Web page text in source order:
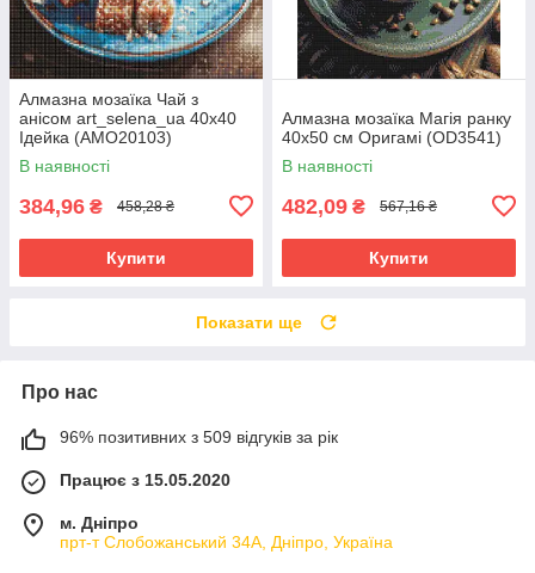
Алмазна мозаїка Чай з
анісом art_selena_ua 40х40
Ідейка (AMO20103)
В наявності
384,96 ₴ 458,28 ₴
Купити
Алмазна мозаїка Магія ранку
40x50 см Оригамі (OD3541)
В наявності
482,09 ₴ 567,16 ₴
Купити
Показати ще
Про нас
96% позитивних з 509 відгуків за рік
Працює з 15.05.2020
м. Дніпро
прт-т Слобожанський 34А, Дніпро, Україна